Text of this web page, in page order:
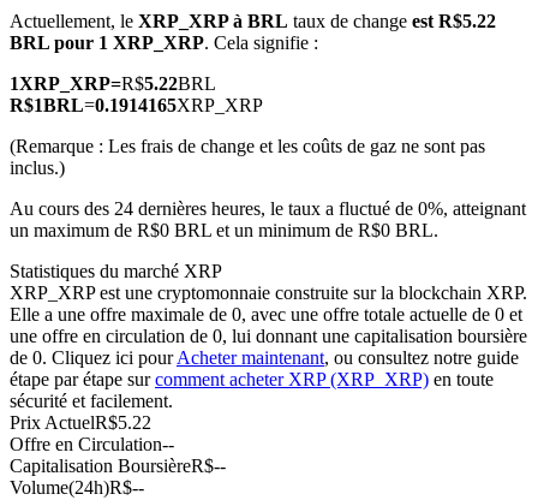
TradFi
Produits dérivés sur actions, forex, métaux précieux et matières
premières
Futures USDC
Futures utilisant l'USDC comme garantie
Actuellement, le XRP_XRP à BRL taux de change est R$5.22
BRL pour 1 XRP_XRP. Cela signifie :
1XRP_XRP=R$5.22BRL
R$1BRL=0.1914165XRP_XRP
(Remarque : Les frais de change et les coûts de gaz ne sont pas
inclus.)
Au cours des 24 dernières heures, le taux a fluctué de 0%, atteignant
un maximum de R$0 BRL et un minimum de R$0 BRL.
Statistiques du marché XRP
XRP_XRP est une cryptomonnaie construite sur la blockchain XRP.
Elle a une offre maximale de 0, avec une offre totale actuelle de 0 et
une offre en circulation de 0, lui donnant une capitalisation boursière
de 0. Cliquez ici pourAcheter maintenant, ou consultez notre guide
étape par étape surcomment acheter XRP (XRP_XRP) en toute
sécurité et facilement.
Prix ActuelR$5.22
Offre en Circulation--
Capitalisation BoursièreR$--
Volume(24h)R$--